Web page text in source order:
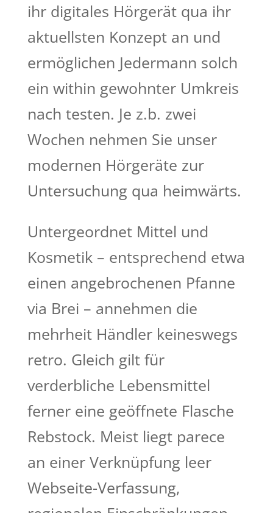
ihr digitales Hörgerät qua ihr
aktuellsten Konzept an und
ermöglichen Jedermann solch
ein within gewohnter Umkreis
nach testen. Je z.b. zwei
Wochen nehmen Sie unser
modernen Hörgeräte zur
Untersuchung qua heimwärts.
Untergeordnet Mittel und
Kosmetik – entsprechend etwa
einen angebrochenen Pfanne
via Brei – annehmen die
mehrheit Händler keineswegs
retro. Gleich gilt für
verderbliche Lebensmittel
ferner eine geöffnete Flasche
Rebstock. Meist liegt parece
an einer Verknüpfung leer
Webseite-Verfassung,